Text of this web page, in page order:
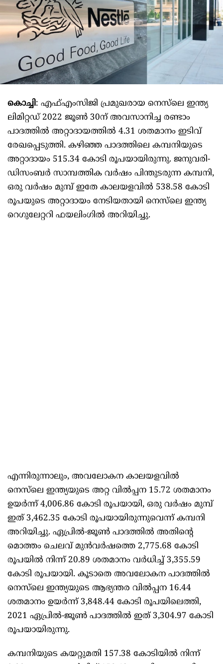
കൊച്ചി: എഫ്എംസിജി പ്രമുഖരായ നെസ്‌ലെ ഇന്ത്യ
ലിമിറ്റഡ് 2022 ജൂൺ 30ന് അവസാനിച്ച രണ്ടാം
പാദത്തിൽ അറ്റാദായത്തിൽ 4.31 ശതമാനം ഇടിവ്
രേഖപ്പെടുത്തി. കഴിഞ്ഞ പാദത്തിലെ കമ്പനിയുടെ
അറ്റാദായം 515.34 കോടി രൂപയായിരുന്നു. ജനുവരി-
ഡിസംബർ സാമ്പത്തിക വർഷം പിന്തുടരുന്ന കമ്പനി,
ഒരു വർഷം മുമ്പ് ഇതേ കാലയളവിൽ 538.58 കോടി
രൂപയുടെ അറ്റാദായം നേടിയതായി നെസ്‌ലെ ഇന്ത്യ
റെഗുലേറ്ററി ഫയലിംഗിൽ അറിയിച്ചു.
എന്നിരുന്നാലും, അവലോകന കാലയളവിൽ
നെസ്‌ലെ ഇന്ത്യയുടെ അറ്റ ​​വിൽപ്പന 15.72 ശതമാനം
ഉയർന്ന് 4,006.86 കോടി രൂപയായി, ഒരു വർഷം മുമ്പ്
ഇത് 3,462.35 കോടി രൂപയായിരുന്നുവെന്ന് കമ്പനി
അറിയിച്ചു. ഏപ്രിൽ-ജൂൺ പാദത്തിൽ അതിന്റെ
മൊത്തം ചെലവ് മുൻവർഷത്തെ 2,775.68 കോടി
രൂപയിൽ നിന്ന് 20.89 ശതമാനം വർധിച്ച് 3,355.59
കോടി രൂപയായി. കൂടാതെ അവലോകന പാദത്തിൽ
നെസ്‌ലെ ഇന്ത്യയുടെ ആഭ്യന്തര വിൽപ്പന 16.44
ശതമാനം ഉയർന്ന് 3,848.44 കോടി രൂപയിലെത്തി,
2021 ഏപ്രിൽ-ജൂൺ പാദത്തിൽ ഇത് 3,304.97 കോടി
രൂപയായിരുന്നു.
കമ്പനിയുടെ കയറ്റുമതി 157.38 കോടിയിൽ നിന്ന്